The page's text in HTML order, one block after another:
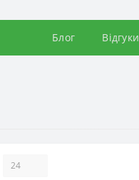
Блог Відгуки